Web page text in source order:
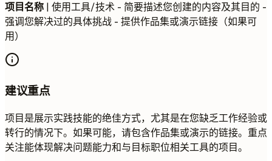
项目名称 | 使用工具/技术 - 简要描述您创建的内容及其目的 -
强调您解决过的具体挑战 - 提供作品集或演示链接（如果可
用）
建议重点
项目是展示实践技能的绝佳方式，尤其是在您缺乏工作经验或
转行的情况下。如果可能，请包含作品集或演示的链接。重点
关注能体现解决问题能力和与目标职位相关工具的项目。